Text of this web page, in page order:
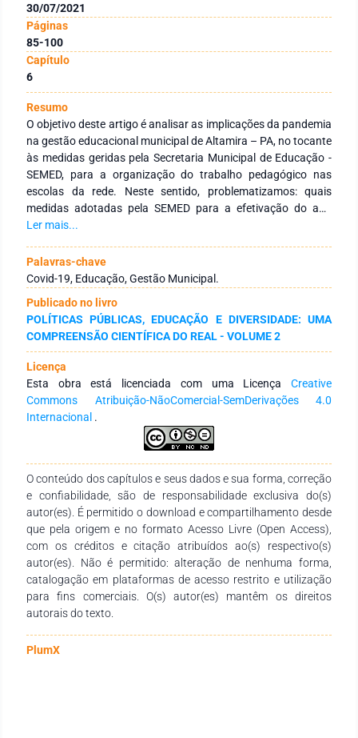
30/07/2021
Páginas
85-100
Capítulo
6
Resumo
O objetivo deste artigo é analisar as implicações da pandemia
na gestão educacional municipal de Altamira – PA, no tocante
às medidas geridas pela Secretaria Municipal de Educação -
SEMED, para a organização do trabalho pedagógico nas
escolas da rede. Neste sentido, problematizamos: quais
medidas adotadas pela SEMED para a efetivação do ano
letivo de 2021, de modo a minimizar ou evitar a precarização
entendimento é de que a educação altamirense foi impactada
na sua forma mais ampla, gestão e organização do trabalho
pedagógico, neste sentido, desenvolvemos o estudo a partir
de uma pesquisa documental, com abordagem qualitativa
baseado nos estudos de Ricoeur (1997), nos permitindo
apontar os resultados: 1) vivenciamos um contexto de
imprevisibilidade, exigindo, ressignificação docente, pois,
novos parâmetros nortearam o planejamento das ações na
gestão educacional; 2) as medidas adotadas pela SEMED em
relação à formação docente e orientações para as aulas
remotas, apesar de tímidas orientou os professores e
consequentemente, deu celeridade ao calendário escolar
houve um movimento pouco significativo, por parte da
SEMED, para minimizar ou evitar a precarização do trabalho
pedagógico, ao contrário, evidenciamos perdas, causadas
pelas desigualdades sociais, tanto aos alunos, quanto aos
professores. assim, concluímos que a SEMED não tem uma
política emergencial para equipar as redes com estrutura
tecnológica, formar os professores, desenvolver estratégias
para recuperar a aprendizagem perdida em mais de um ano
de pandemia, tampouco recuperar os alunos que se
Ler mais...
Palavras-chave
Covid-19, Educação, Gestão Municipal.
Publicado no livro
POLÍTICAS PÚBLICAS, EDUCAÇÃO E DIVERSIDADE: UMA
COMPREENSÃO CIENTÍFICA DO REAL - VOLUME 2
Licença
Esta obra está licenciada com uma Licença Creative
Commons Atribuição-NãoComercial-SemDerivações 4.0
Internacional .
O conteúdo dos capítulos e seus dados e sua forma, correção
e confiabilidade, são de responsabilidade exclusiva do(s)
autor(es). É permitido o download e compartilhamento desde
que pela origem e no formato Acesso Livre (Open Access),
com os créditos e citação atribuídos ao(s) respectivo(s)
autor(es). Não é permitido: alteração de nenhuma forma,
catalogação em plataformas de acesso restrito e utilização
para fins comerciais. O(s) autor(es) mantêm os direitos
autorais do texto.
PlumX